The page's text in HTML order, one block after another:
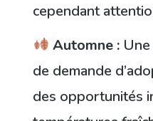
cependant
Automne :
de demande
des opportunités